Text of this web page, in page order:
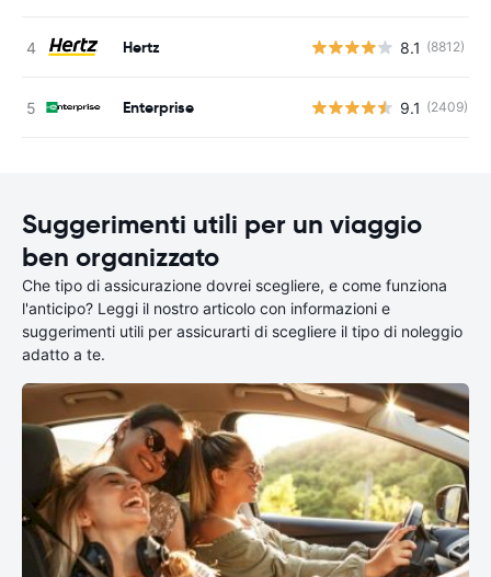
Hertz 8.1 (8812)
Enterprise 9.1 (2409)
Suggerimenti utili per un viaggio
ben organizzato
Che tipo di assicurazione dovrei scegliere, e come funziona
l'anticipo? Leggi il nostro articolo con informazioni e
suggerimenti utili per assicurarti di scegliere il tipo di noleggio
adatto a te.